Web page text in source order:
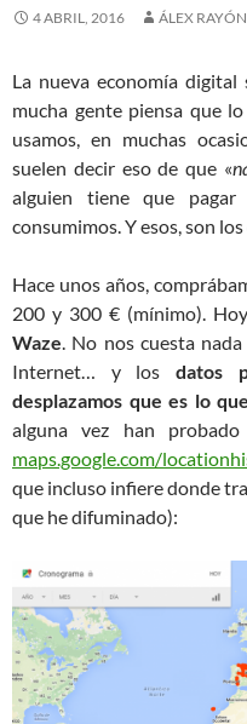
4 ABRIL, 2016 ÁLEX RAYÓN
La nueva economía
mucha gente piensa que
usamos, en muchas
suelen decir eso de que «
alguien tiene que
consumimos. Y esos, son los
Hace unos años,
200 y 300 € (mínimo).
Waze. No nos cuesta
Internet… y los datos
desplazamos que es lo
alguna vez han
maps.google.com/
que incluso infiere donde
que he difuminado):